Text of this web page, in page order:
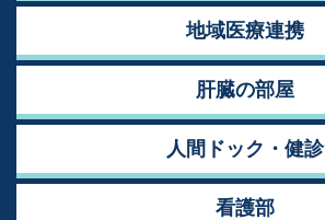
地域医療連携
肝臓の部屋
人間ドック・健診
看護部